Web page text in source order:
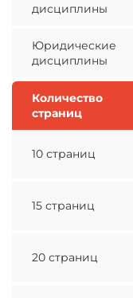
дисциплины
Юридические
дисциплины
Количество
страниц
10 страниц
15 страниц
20 страниц